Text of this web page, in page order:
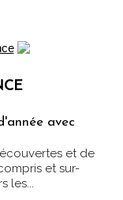
avec
et de
et sur-
les...